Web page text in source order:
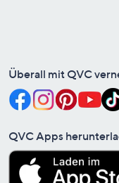
Überall mit QVC
QVC Apps